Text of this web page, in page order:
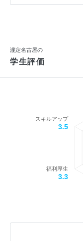
瀧定名古屋の
学生評価
福利厚生
3.3
スキルアップ
3.5